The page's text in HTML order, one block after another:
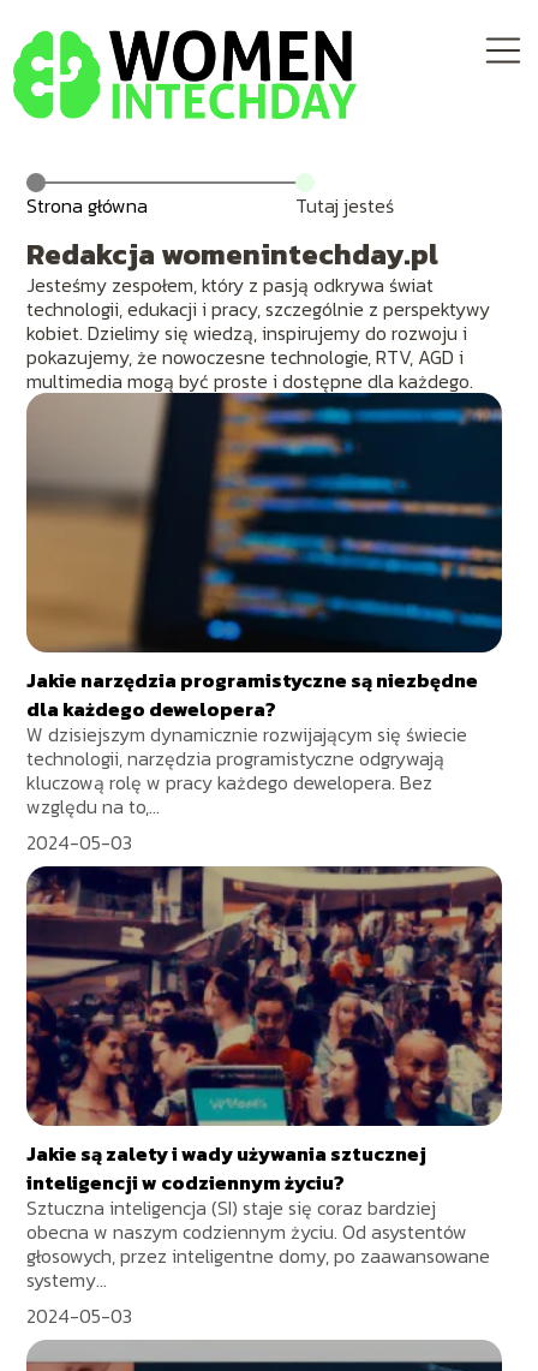
Strona główna Tutaj jesteś
Redakcja womenintechday.pl
Jesteśmy zespołem, który z pasją odkrywa świat
technologii, edukacji i pracy, szczególnie z perspektywy
kobiet. Dzielimy się wiedzą, inspirujemy do rozwoju i
pokazujemy, że nowoczesne technologie, RTV, AGD i
multimedia mogą być proste i dostępne dla każdego.
Jakie narzędzia programistyczne są niezbędne
dla każdego dewelopera?
W dzisiejszym dynamicznie rozwijającym się świecie
technologii, narzędzia programistyczne odgrywają
kluczową rolę w pracy każdego dewelopera. Bez
względu na to,...
2024-05-03
Jakie są zalety i wady używania sztucznej
inteligencji w codziennym życiu?
Sztuczna inteligencja (SI) staje się coraz bardziej
obecna w naszym codziennym życiu. Od asystentów
głosowych, przez inteligentne domy, po zaawansowane
systemy...
2024-05-03